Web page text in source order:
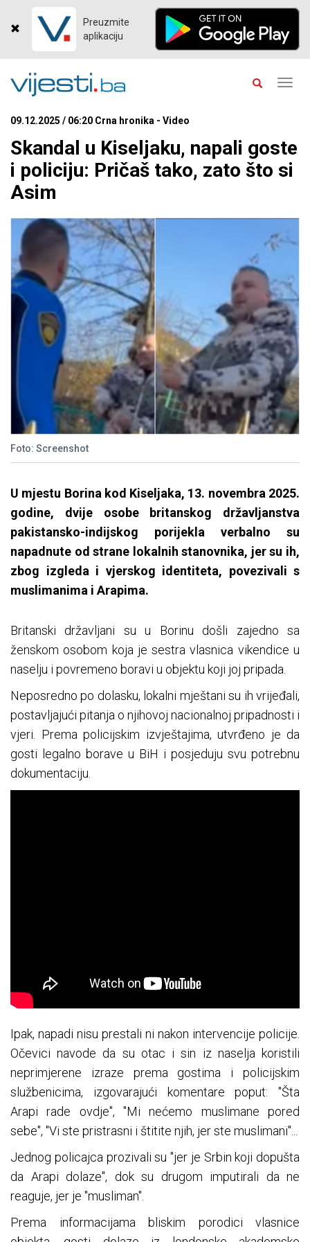
Preuzmite
aplikaciju
09.12.2025 / 06:20 Crna hronika - Video
Skandal u Kiseljaku, napali goste
i policiju: Pričaš tako, zato što si
Asim
Foto: Screenshot
U mjestu Borina kod Kiseljaka, 13. novembra 2025.
godine, dvije osobe britanskog državljanstva
pakistansko-indijskog porijekla verbalno su
napadnute od strane lokalnih stanovnika, jer su ih,
zbog izgleda i vjerskog identiteta, povezivali s
muslimanima i Arapima.
Britanski državljani su u Borinu došli zajedno sa
ženskom osobom koja je sestra vlasnica vikendice u
naselju i povremeno boravi u objektu koji joj pripada.
Neposredno po dolasku, lokalni mještani su ih vrijeđali,
postavljajući pitanja o njihovoj nacionalnoj pripadnosti i
vjeri. Prema policijskim izvještajima, utvrđeno je da
gosti legalno borave u BiH i posjeduju svu potrebnu
dokumentaciju.
Ipak, napadi nisu prestali ni nakon intervencije policije.
Očevici navode da su otac i sin iz naselja koristili
neprimjerene izraze prema gostima i policijskim
službenicima, izgovarajući komentare poput: "Šta
Arapi rade ovdje", "Mi nećemo muslimane pored
sebe", "Vi ste pristrasni i štitite njih, jer ste muslimani"...
Jednog policajca prozivali su "jer je Srbin koji dopušta
da Arapi dolaze", dok su drugom imputirali da ne
reaguje, jer je "musliman".
Prema informacijama bliskim porodici vlasnice